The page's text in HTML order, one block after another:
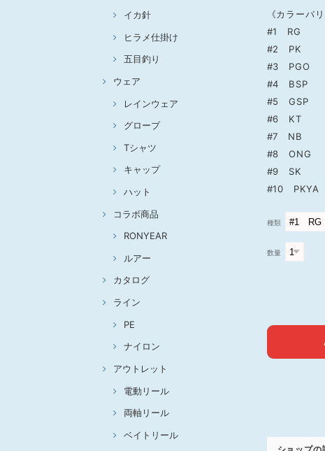
イカ針
ヒラメ仕掛け
五目釣り
ウェア
レインウェア
グローブ
Tシャツ
キャップ
ハット
コラボ商品
RONYEAR
ルアー
カタログ
ライン
PE
ナイロン
アウトレット
電動リール
両軸リール
ベイトリール
《カラーバ
#1 RG
#2 PK
#3 PGO
#4 BSP
#5 GSP
#6 KT
#7 NB
#8 ONG
#9 SK
#10 PKYA
種類
数量